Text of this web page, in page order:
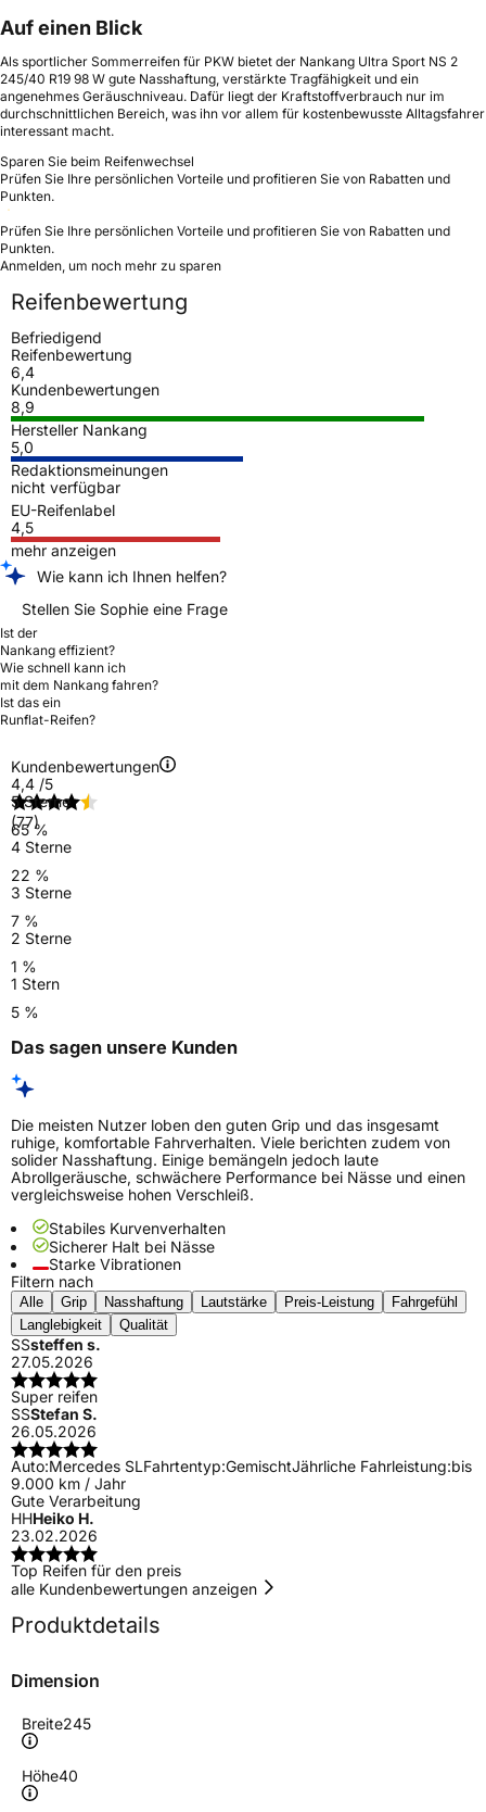
Auf einen Blick
Als sportlicher Sommerreifen für PKW bietet der Nankang Ultra Sport NS 2
245/40 R19 98 W gute Nasshaftung, verstärkte Tragfähigkeit und ein
angenehmes Geräuschniveau. Dafür liegt der Kraftstoffverbrauch nur im
durchschnittlichen Bereich, was ihn vor allem für kostenbewusste Alltagsfahrer
interessant macht.
Sparen Sie beim Reifenwechsel
Prüfen Sie Ihre persönlichen Vorteile und profitieren Sie von Rabatten und
Punkten.
Prüfen Sie Ihre persönlichen Vorteile und profitieren Sie von Rabatten und
Punkten.
Anmelden, um noch mehr zu sparen
Reifenbewertung
Befriedigend
Reifenbewertung
6,4
Kundenbewertungen
8,9
Hersteller Nankang
5,0
Redaktionsmeinungen
nicht verfügbar
EU-Reifenlabel
4,5
mehr anzeigen
Wie kann ich Ihnen helfen?
Stellen Sie Sophie eine Frage
Ist der
Nankang effizient?
Wie schnell kann ich
mit dem Nankang fahren?
Ist das ein
Runflat-Reifen?
Kundenbewertungen
4,4 /5
(77)
5 Sterne
65 %
4 Sterne
22 %
3 Sterne
7 %
2 Sterne
1 %
1 Stern
5 %
Das sagen unsere Kunden
Die meisten Nutzer loben den guten Grip und das insgesamt
ruhige, komfortable Fahrverhalten. Viele berichten zudem von
solider Nasshaftung. Einige bemängeln jedoch laute
Abrollgeräusche, schwächere Performance bei Nässe und einen
vergleichsweise hohen Verschleiß.
Stabiles Kurvenverhalten
Sicherer Halt bei Nässe
Starke Vibrationen
Filtern nach
Alle Grip Nasshaftung Lautstärke Preis-Leistung
Fahrgefühl
Langlebigkeit
Qualität
SSsteffen s.
27.05.2026
Super reifen
SSStefan S.
26.05.2026
Auto:Mercedes SLFahrtentyp:GemischtJährliche Fahrleistung:bis
9.000 km / Jahr
Gute Verarbeitung
HHHeiko H.
23.02.2026
Top Reifen für den preis
alle Kundenbewertungen anzeigen
Produktdetails
Dimension
Breite245
Höhe40